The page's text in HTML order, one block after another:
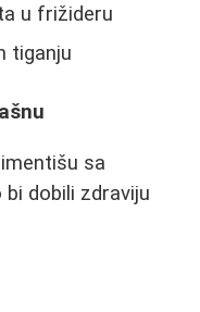
u frižideru
tiganju
sa
dobili zdraviju